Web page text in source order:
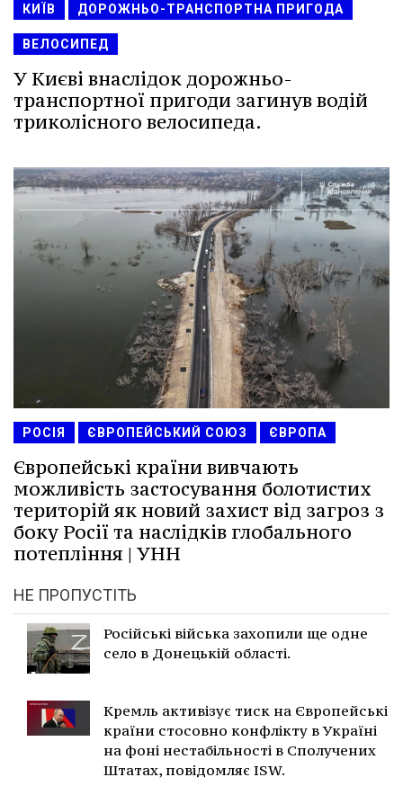
КИЇВ ДОРОЖНЬО-ТРАНСПОРТНА ПРИГОДА
ВЕЛОСИПЕД
У Києві внаслідок дорожньо-
транспортної пригоди загинув водій
триколісного велосипеда.
РОСІЯ ЄВРОПЕЙСЬКИЙ СОЮЗ ЄВРОПА
Європейські країни вивчають
можливість застосування болотистих
територій як новий захист від загроз з
боку Росії та наслідків глобального
потепління | УНН
НЕ ПРОПУСТІТЬ
Російські війська захопили ще одне
село в Донецькій області.
Кремль активізує тиск на Європейські
країни стосовно конфлікту в Україні
на фоні нестабільності в Сполучених
Штатах, повідомляє ISW.